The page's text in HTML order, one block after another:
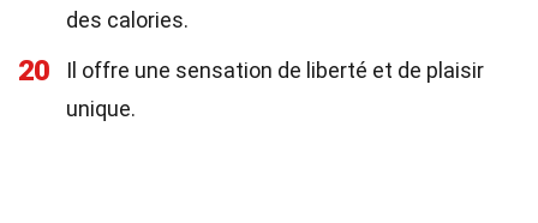
des calories.
20
Il offre une sensation de liberté et de plaisir
unique.